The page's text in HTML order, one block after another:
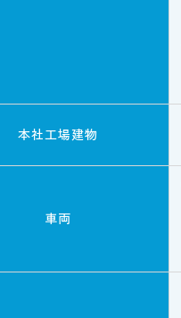
本社工場建物
車両